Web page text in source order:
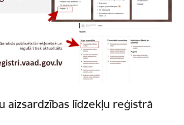
aizsardzības līdzekļu reģistrā